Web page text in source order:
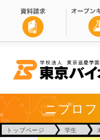
ニプロ
トップページ 学生